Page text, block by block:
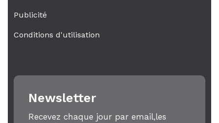
Publicité
Conditions d'utilisation
Newsletter
Recevez chaque jour par email,les